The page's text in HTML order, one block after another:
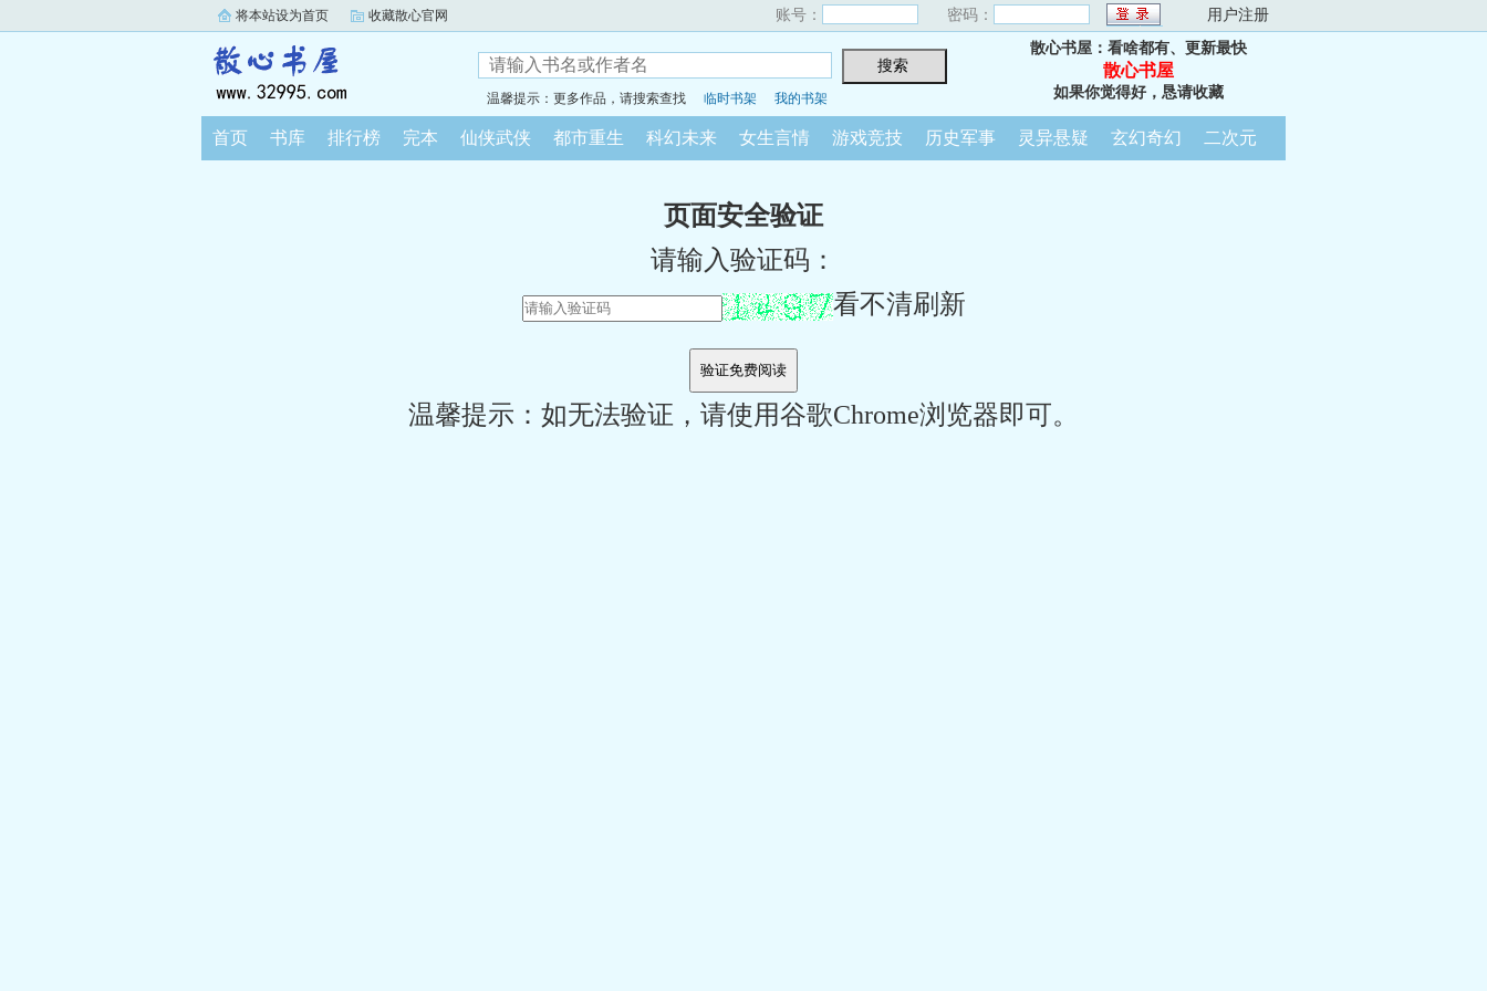
将本站设为首页 收藏散心官网 账号： 密码： 用户注册
温馨提示：更多作品，请搜索查找 临时书架 我的书架
散心书屋：看啥都有、更新最快
散心书屋
如果你觉得好，恳请收藏
首页 书库 排行榜 完本 仙侠武侠 都市重生 科幻未来 女生言情 游戏竞技 历史军事 灵异悬疑 玄幻奇幻 二次元
页面安全验证
请输入验证码：
看不清刷新
温馨提示：如无法验证，请使用谷歌Chrome浏览器即可。